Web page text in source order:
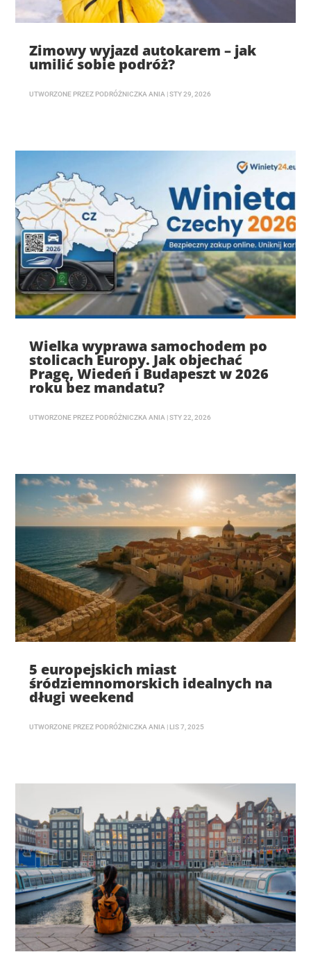
Zimowy wyjazd autokarem – jak
umilić sobie podróż?
UTWORZONE PRZEZ PODRÓŻNICZKA ANIA |STY 29, 2026
Wielka wyprawa samochodem po
stolicach Europy. Jak objechać
Pragę, Wiedeń i Budapeszt w 2026
roku bez mandatu?
UTWORZONE PRZEZ PODRÓŻNICZKA ANIA |STY 22, 2026
5 europejskich miast
śródziemnomorskich idealnych na
długi weekend
UTWORZONE PRZEZ PODRÓŻNICZKA ANIA | LIS 7, 2025